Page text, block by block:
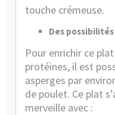
touche crémeuse.
Des
Pour enrichir ce
protéines, il est
asperges par
de poulet. Ce plat
merveille avec :